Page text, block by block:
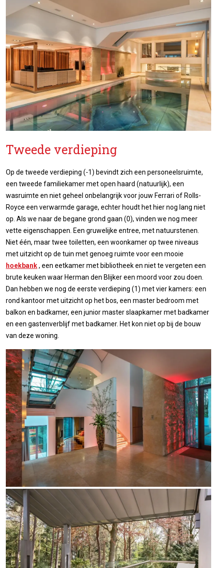
Tweede verdieping
Op de tweede verdieping (-1) bevindt zich een personeelsruimte,
een tweede familiekamer met open haard (natuurlijk), een
wasruimte en niet geheel onbelangrijk voor jouw Ferrari of Rolls-
Royce een verwarmde garage, echter houdt het hier nog lang niet
op. Als we naar de begane grond gaan (0), vinden we nog meer
vette eigenschappen. Een gruwelijke entree, met natuurstenen.
Niet één, maar twee toiletten, een woonkamer op twee niveaus
met uitzicht op de tuin met genoeg ruimte voor een mooie
hoekbank, een eetkamer met bibliotheek en niet te vergeten een
brute keuken waar Herman den Blijker een moord voor zou doen.
Dan hebben we nog de eerste verdieping (1) met vier kamers: een
rond kantoor met uitzicht op het bos, een master bedroom met
balkon en badkamer, een junior master slaapkamer met badkamer
en een gastenverblijf met badkamer. Het kon niet op bij de bouw
van deze woning.